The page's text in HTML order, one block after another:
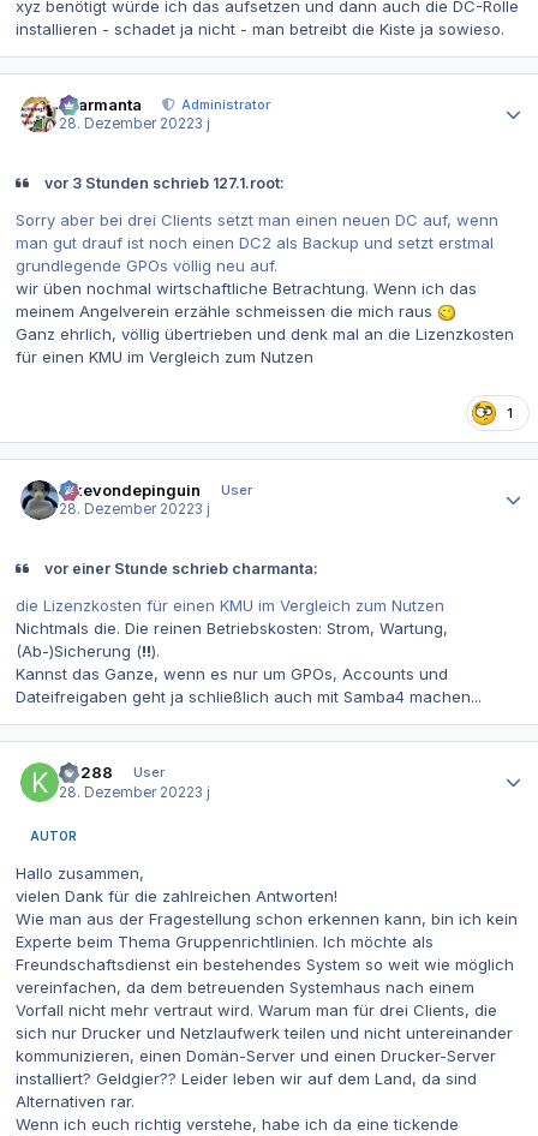
xyz benötigt würde ich das aufsetzen und dann auch die DC-Rolle
installieren - schadet ja nicht - man betreibt die Kiste ja sowieso.
charmanta
Administrator
28. Dezember 20223 j
vor 3 Stunden schrieb 127.1.root:
Sorry aber bei drei Clients setzt man einen neuen DC auf, wenn
man gut drauf ist noch einen DC2 als Backup und setzt erstmal
grundlegende GPOs völlig neu auf.
wir üben nochmal wirtschaftliche Betrachtung. Wenn ich das
meinem Angelverein erzähle schmeissen die mich raus
Ganz ehrlich, völlig übertrieben und denk mal an die Lizenzkosten
für einen KMU im Vergleich zum Nutzen
1
ickevondepinguin
User
28. Dezember 20223 j
vor einer Stunde schrieb charmanta:
die Lizenzkosten für einen KMU im Vergleich zum Nutzen
Nichtmals die. Die reinen Betriebskosten: Strom, Wartung,
(Ab-)Sicherung (!!).
Kannst das Ganze, wenn es nur um GPOs, Accounts und
Dateifreigaben geht ja schließlich auch mit Samba4 machen...
K4288
User
28. Dezember 20223 j
AUTOR
Hallo zusammen,
vielen Dank für die zahlreichen Antworten!
Wie man aus der Fragestellung schon erkennen kann, bin ich kein
Experte beim Thema Gruppenrichtlinien. Ich möchte als
Freundschaftsdienst ein bestehendes System so weit wie möglich
vereinfachen, da dem betreuenden Systemhaus nach einem
Vorfall nicht mehr vertraut wird. Warum man für drei Clients, die
sich nur Drucker und Netzlaufwerk teilen und nicht untereinander
kommunizieren, einen Domän-Server und einen Drucker-Server
installiert? Geldgier?? Leider leben wir auf dem Land, da sind
Alternativen rar.
Wenn ich euch richtig verstehe, habe ich da eine tickende